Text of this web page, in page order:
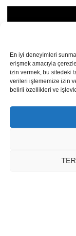
En iyi deneyimleri
erişmek amacıyla
izin vermek, bu sitedeki
verileri işlememize izin
belirli özellikleri ve
Classic Mosaic